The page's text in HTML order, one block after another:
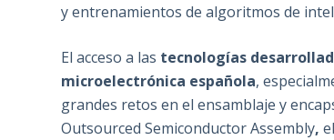
y entrenamientos de algoritmos de
El acceso a las tecnologías
microelectrónica española,
grandes retos en el ensamblaje y
Outsourced Semiconductor Assembly,